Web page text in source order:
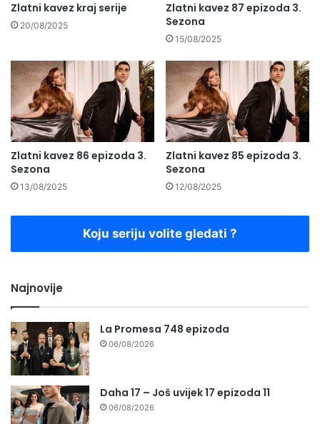
Zlatni kavez kraj serije
20/08/2025
Zlatni kavez 87 epizoda 3.
Sezona
15/08/2025
Zlatni kavez 86 epizoda 3.
Sezona
13/08/2025
Zlatni kavez 85 epizoda 3.
Sezona
12/08/2025
Koju seriju volite gledati ?
Najnovije
La Promesa 748 epizoda
06/08/2026
Daha 17 – Još uvijek 17 epizoda 11
06/08/2026